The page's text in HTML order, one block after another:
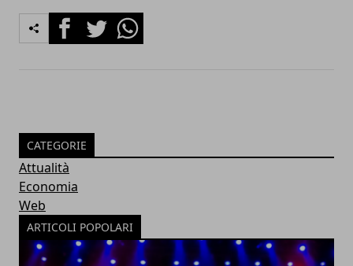
FacebookTwitterWhatsapp
CATEGORIE
Attualità
Economia
Web
ARTICOLI POPOLARI